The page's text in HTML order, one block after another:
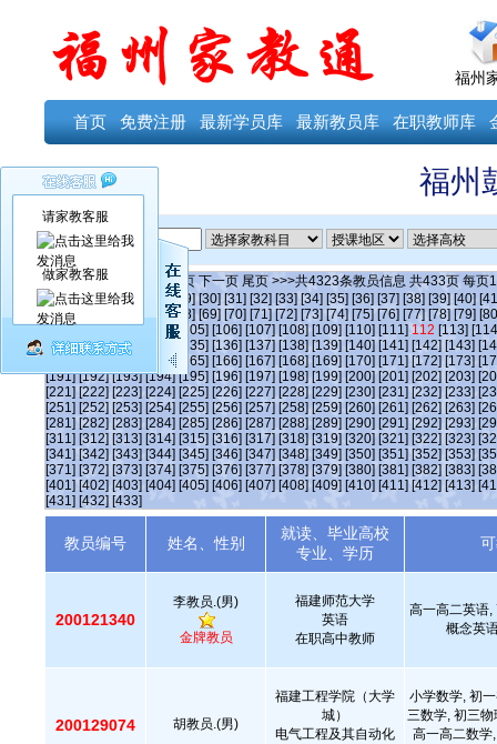
福州
首页 免费注册 最新学员库 最新教员库 在职教师库
福州
ID
当前第112 上一页 下一页 尾页 >>>共4323条教员信息 共433页 每页
[24] [25] [26] [27] [28] [29] [30] [31] [32] [33] [34] [35] [36] [37] [38] [39] [40]
[63] [64] [67] [68] [69] [70] [71] [72] [73] [74] [75] [76] [77] [78] [79]
[101] [102] [103] [104] [105] [106] [107] [108] [109] [110] [111] 112 [113]
[131] [132] [133] [135] [136] [137] [138] [139] [140] [141] [142] [143]
[164] [165] [166] [167] [168] [169] [170] [171] [172] [173]
[191] [192] [193] [194] [195] [196] [197] [198] [199] [200] [201] [202] [203]
[221] [222] [223] [224] [225] [226] [227] [228] [229] [230] [231] [232] [233]
[251] [252] [253] [254] [255] [256] [257] [258] [259] [260] [261] [262] [263]
[281] [282] [283] [284] [285] [286] [287] [288] [289] [290] [291] [292] [293]
[311] [312] [313] [314] [315] [316] [317] [318] [319] [320] [321] [322] [323]
[341] [342] [343] [344] [345] [346] [347] [348] [349] [350] [351] [352] [353]
[371] [372] [373] [374] [375] [376] [377] [378] [379] [380] [381] [382] [383]
[401] [402] [403] [404] [405] [406] [407] [408] [409] [410] [411] [412] [413]
[431] [432] [433]
教员编号 姓名、性别
就读、毕业高校
专业、学历
200121340
李教员.(男)
金牌教员
福建师范大学
英语
在职高中教师
高一高二英语,
概念英
200129074 胡教员.(男)
福建工程学院（大学
城）
电气工程及其自动化
小学数学, 初
三数学, 初三
高一高二数学
请家教客服
做家教客服